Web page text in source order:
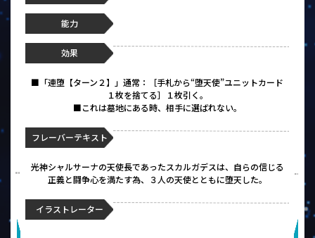
能力
効果
■「連堕【ターン２】」通常：［手札から“堕天使”ユニットカード
１枚を捨てる］１枚引く。
■これは墓地にある時、相手に選ばれない。
フレーバーテキスト
光神シャルサーナの天使長であったスカルガデスは、自らの信じる
正義と闘争心を満たす為、３人の天使とともに堕天した。
イラストレーター